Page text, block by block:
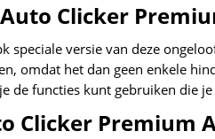
Clicker
speciale versie van deze
omdat het dan geen enkele
de functies kunt gebruiken die
Clicker Premium